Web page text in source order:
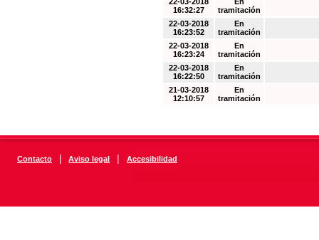
16:32:27
tramitación
22-03-2018
16:23:52
En
tramitación
22-03-2018
16:23:24
En
tramitación
22-03-2018
16:22:50
En
tramitación
21-03-2018
12:10:57
En
tramitación
Contacto | Aviso legal | Accesibilidad